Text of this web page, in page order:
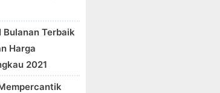
Bulanan Terbaik
Harga
2021